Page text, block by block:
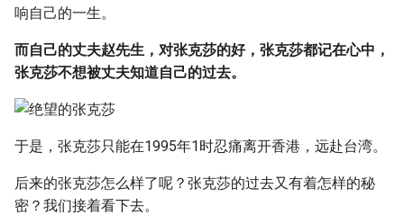
响自己的一生。
而自己的丈夫赵先生，对张克莎的好，张克莎都记在心中，
张克莎不想被丈夫知道自己的过去。
于是，张克莎只能在1995年1时忍痛离开香港，远赴台湾。
后来的张克莎怎么样了呢？张克莎的过去又有着怎样的秘
密？我们接着看下去。